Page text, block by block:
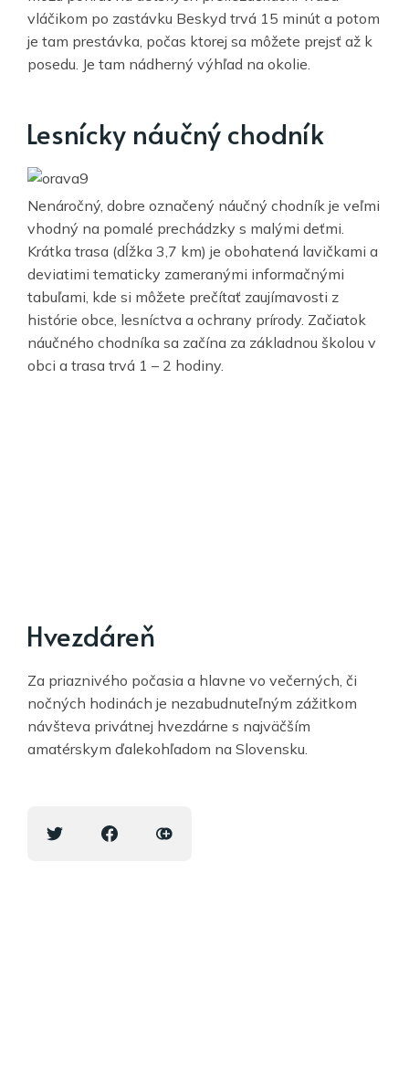
vláčikom po zastávku Beskyd trvá 15 minút a potom
je tam prestávka, počas ktorej sa môžete prejsť až k
posedu. Je tam nádherný výhľad na okolie.
Lesnícky náučný chodník
Nenáročný, dobre označený náučný chodník je veľmi
vhodný na pomalé prechádzky s malými deťmi.
Krátka trasa (dĺžka 3,7 km) je obohatená lavičkami a
deviatimi tematicky zameranými informačnými
tabuľami, kde si môžete prečítať zaujímavosti z
histórie obce, lesníctva a ochrany prírody. Začiatok
náučného chodníka sa začína za základnou školou v
obci a trasa trvá 1 – 2 hodiny.
Hvezdáreň
Za priaznivého počasia a hlavne vo večerných, či
nočných hodinách je nezabudnuteľným zážitkom
návšteva privátnej hvezdárne s najväčším
amatérskym ďalekohľadom na Slovensku.